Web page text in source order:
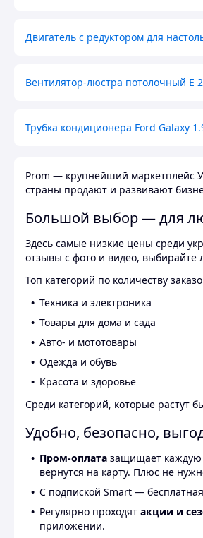
Двигатель с редуктором для
Вентилятор-люстра потолочный E
Трубка кондиционера Ford Galaxy
Prom — крупнейший маркетплейс
страны продают и развивают
Большой выбор — для
Здесь самые низкие цены среди
отзывы с фото и видео, выбирайте
Топ категорий по количеству
Техника и электроника
Товары для дома и сада
Авто- и мототовары
Одежда и обувь
Красота и здоровье
Среди категорий, которые растут
Удобно, безопасно,
Пром-оплата защищает каждую
вернутся на карту. Плюс не
С подпиской Smart —
Регулярно проходят акции и
приложении.